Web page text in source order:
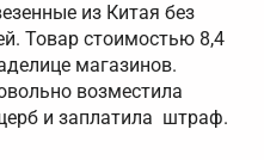
из Китая без
Товар стоимостью 8,4
магазинов.
возместила
и заплатила штраф.